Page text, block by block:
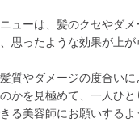
ューは、髪のクセやダ
思ったような効果が上が
質やダメージの度合い
かを見極めて、一人ひ
る美容師にお願いするよ